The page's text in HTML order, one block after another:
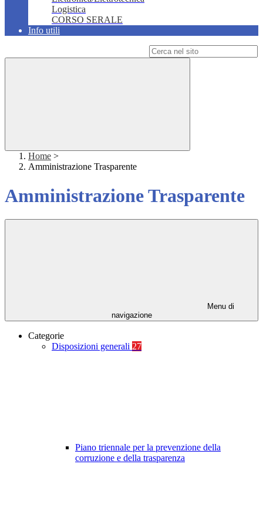
Logistica
CORSO SERALE
Info utili
Home >
Amministrazione Trasparente
Amministrazione Trasparente
Menu di
navigazione
Categorie
Disposizioni generali 27
Piano triennale per la prevenzione della
corruzione e della trasparenza